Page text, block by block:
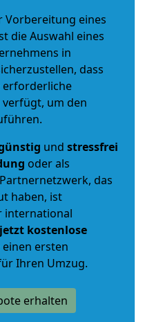
Vorbereitung eines
die Auswahl eines
in
dass
erforderliche
um den
und stressfrei
oder als
das
haben, ist
international
kostenlose
ersten
Ihren Umzug.
erhalten